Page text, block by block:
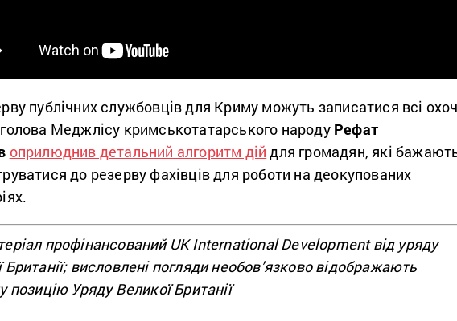
публічних службовців для Криму можуть записатися всі
Меджлісу кримськотатарського народу Рефат
оприлюднив детальний алгоритм дій для громадян, які
до резерву фахівців для роботи на деокупованих
профінансований UK International Development від уряду
Британії; висловлені погляди необов’язково відображають
позицію Уряду Великої Британії